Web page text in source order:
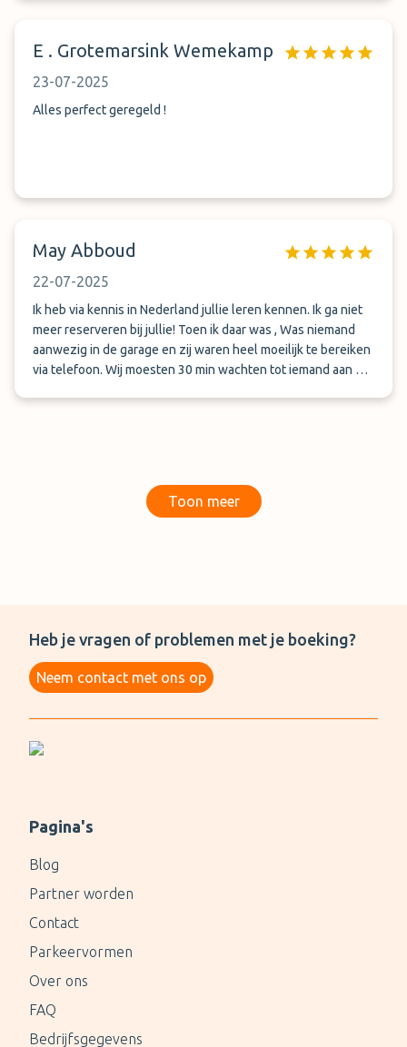
hilfsbereit. Ich würde den Service wieder in Anspruch
E . Grotemarsink Wemekamp
23-07-2025
Alles perfect geregeld !
May Abboud
22-07-2025
Ik heb via kennis in Nederland jullie leren kennen. Ik ga niet
meer reserveren bij jullie! Toen ik daar was , Was niemand
aanwezig in de garage en zij waren heel moeilijk te bereiken
via telefoon. Wij moesten 30 min wachten tot iemand aan de
waren te laat en wij moesten zo snel naar vliegveld daarom
wilde ik geen discussie. Heel slecht ervaring
Toon meer
Heb je vragen of problemen met je boeking?
Neem contact met ons op
Pagina's
Blog
Partner worden
Contact
Parkeervormen
Over ons
FAQ
Bedrijfsgegevens